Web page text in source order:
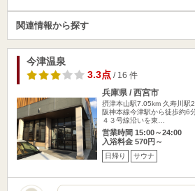
関連情報から探す
今津温泉
3.3点/ 16 件
兵庫県 / 西宮市
摂津本山駅7.05km 久寿川駅
阪神本線今津駅から徒歩約6
４３号線沿いを東…
営業時間 15:00～24:00
入浴料金 570円～
日帰り サウナ